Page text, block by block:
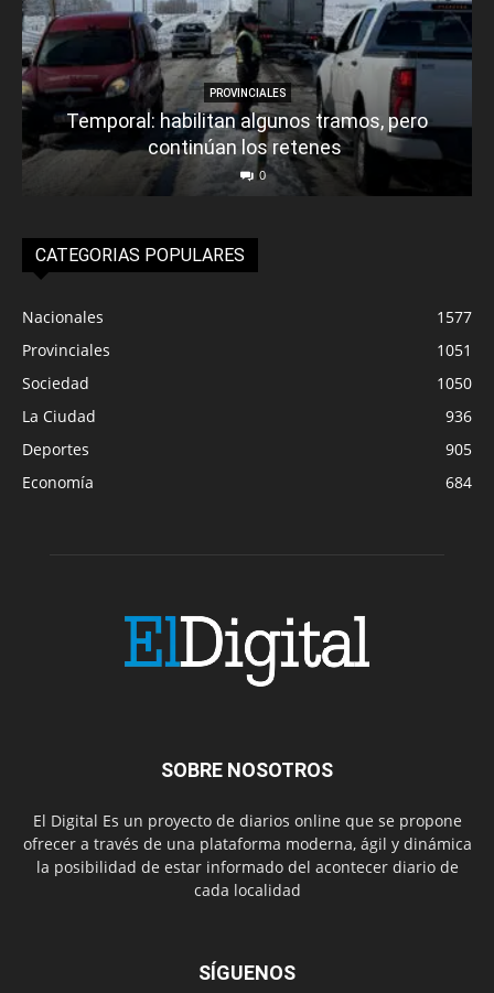
PROVINCIALES
Temporal: habilitan algunos tramos, pero
continúan los retenes
0
CATEGORIAS POPULARES
Nacionales
1577
Provinciales
1051
Sociedad
1050
La Ciudad
936
Deportes
905
Economía
684
SOBRE NOSOTROS
El Digital Es un proyecto de diarios online que se propone
ofrecer a través de una plataforma moderna, ágil y dinámica
la posibilidad de estar informado del acontecer diario de
cada localidad
SÍGUENOS